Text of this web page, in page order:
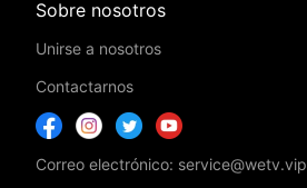
Sobre nosotros
Unirse a nosotros
Contactarnos
Correo electrónico: service@wetv.vip